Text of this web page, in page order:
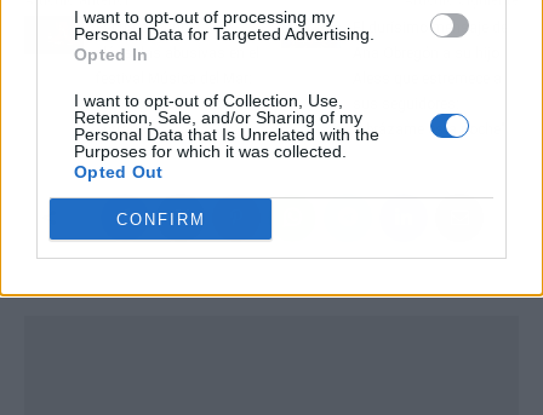
I want to opt-out of processing my
Personal Data for Targeted Advertising.
Opted In
I want to opt-out of Collection, Use,
Retention, Sale, and/or Sharing of my
Personal Data that Is Unrelated with the
Purposes for which it was collected.
Opted Out
CONFIRM
Facua denuncia
cláusulas abusivas en el
tus derechos al comprar
entradas
El durísimo mensaje de
"Abrázame esta noche"